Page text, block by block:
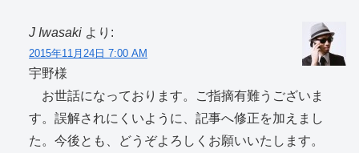
J Iwasaki より:
2015年11月24日 7:00 AM
宇野様
お世話になっております。ご指摘有難うございま
す。誤解されにくいように、記事へ修正を加えまし
た。今後とも、どうぞよろしくお願いいたします。